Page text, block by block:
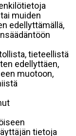
muiden
edellyttämällä,
tieteellistä
edellyttäen,
muotoon,
tietoja